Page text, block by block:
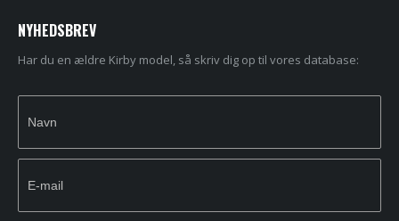
NYHEDSBREV
Har du en ældre Kirby model, så skriv dig op til vores database:
Newsletter
Signup
are
leave
field
blank.